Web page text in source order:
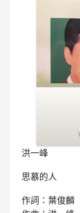
洪一峰
思慕的人
作詞：葉俊麟